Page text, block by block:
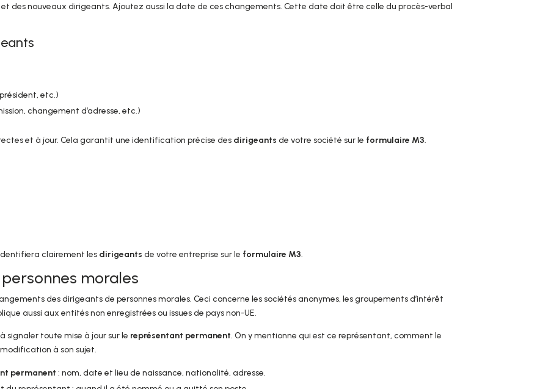
et des nouveaux dirigeants. Ajoutez aussi la date de ces changements. Cette date doit être celle du procès-verbal
etc.)
changement d’adresse, etc.)
et à jour. Cela garantit une identification précise des dirigeants de votre société sur le formulaire M3.
identifiera clairement les dirigeants de votre entreprise sur le formulaire M3.
morales
des dirigeants de personnes morales. Ceci concerne les sociétés anonymes, les groupements d’intérêt
aussi aux entités non enregistrées ou issues de pays non-UE.
signaler toute mise à jour sur le représentant permanent. On y mentionne qui est ce représentant, comment le
à son sujet.
permanent : nom, date et lieu de naissance, nationalité, adresse.